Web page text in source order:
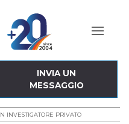
INVIA UN
MESSAGGIO
INVESTIGATORE PRIVATO